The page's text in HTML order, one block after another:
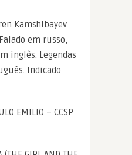
Kamshibayev
Falado em russo,
inglês. Legendas
Indicado
EMILIO – CCSP